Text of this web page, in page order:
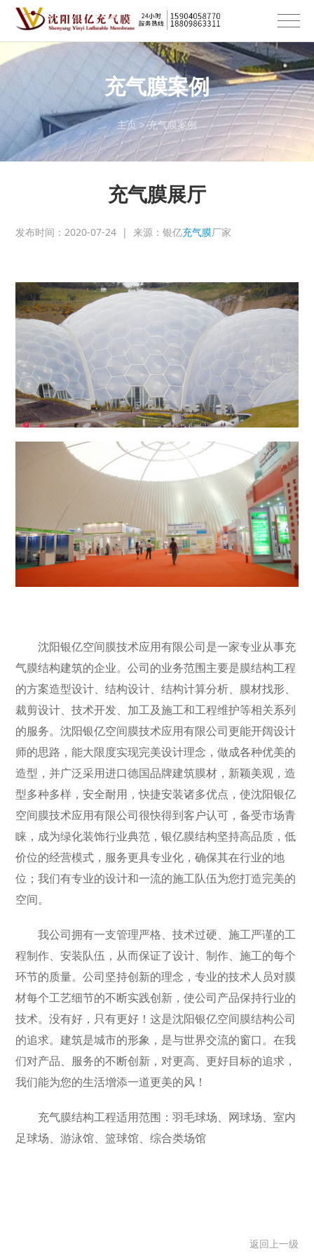
充气膜案例
主页>充气膜案例
充气膜展厅
发布时间：2020-07-24 | 来源：银亿充气膜厂家
沈阳银亿空间膜技术应用有限公司是一家专业从事充
气膜结构建筑的企业。公司的业务范围主要是膜结构工程
的方案造型设计、结构设计、结构计算分析、膜材找形、
裁剪设计、技术开发、加工及施工和工程维护等相关系列
的服务。沈阳银亿空间膜技术应用有限公司更能开阔设计
师的思路，能大限度实现完美设计理念，做成各种优美的
造型，并广泛采用进口德国品牌建筑膜材，新颖美观，造
型多种多样，安全耐用，快捷安装诸多优点，使沈阳银亿
空间膜技术应用有限公司很快得到客户认可，备受市场青
睐，成为绿化装饰行业典范，银亿膜结构坚持高品质，低
价位的经营模式，服务更具专业化，确保其在行业的地
位；我们有专业的设计和一流的施工队伍为您打造完美的
空间。
我公司拥有一支管理严格、技术过硬、施工严谨的工
程制作、安装队伍，从而保证了设计、制作、施工的每个
环节的质量。公司坚持创新的理念，专业的技术人员对膜
材每个工艺细节的不断实践创新，使公司产品保持行业的
技术。没有好，只有更好！这是沈阳银亿空间膜结构公司
的追求。建筑是城市的形象，是与世界交流的窗口。在我
们对产品、服务的不断创新，对更高、更好目标的追求，
我们能为您的生活增添一道更美的风！
充气膜结构工程适用范围：羽毛球场、网球场、室内
足球场、游泳馆、篮球馆、综合类场馆
返回上一级